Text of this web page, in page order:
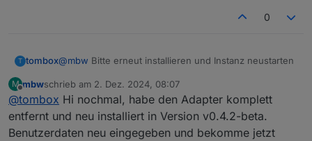
0
T tombox@mbw Bitte erneut installieren und Instanz neustarten
M
Offline
mbwschrieb am 2. Dez. 2024, 08:07
zuletzt editiert von
@tombox Hi nochmal, habe den Adapter komplett
entfernt und neu installiert in Version v0.4.2-beta.
Benutzerdaten neu eingegeben und bekomme jetzt